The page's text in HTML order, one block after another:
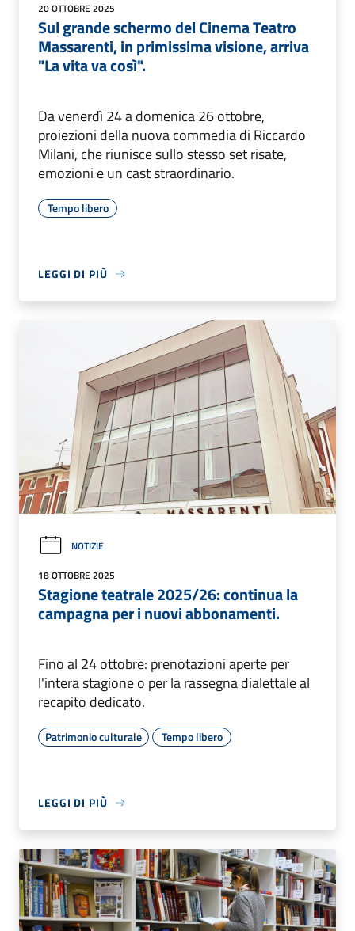
20 OTTOBRE 2025
Sul grande schermo del Cinema Teatro
Massarenti, in primissima visione, arriva
"La vita va così".
Da venerdì 24 a domenica 26 ottobre,
proiezioni della nuova commedia di Riccardo
Milani, che riunisce sullo stesso set risate,
emozioni e un cast straordinario.
Tempo libero
LEGGI DI PIÙ
NOTIZIE
18 OTTOBRE 2025
Stagione teatrale 2025/26: continua la
campagna per i nuovi abbonamenti.
Fino al 24 ottobre: prenotazioni aperte per
l'intera stagione o per la rassegna dialettale al
recapito dedicato.
Patrimonio culturale Tempo libero
LEGGI DI PIÙ